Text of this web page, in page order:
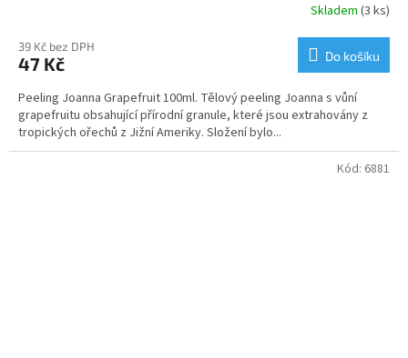
Skladem (3 ks)
39 Kč bez DPH
47 Kč Do košíku
Peeling Joanna Grapefruit 100ml. Tělový peeling Joanna s vůní
grapefruitu obsahující přírodní granule, které jsou extrahovány z
tropických ořechů z Jižní Ameriky. Složení bylo...
Kód: 6881